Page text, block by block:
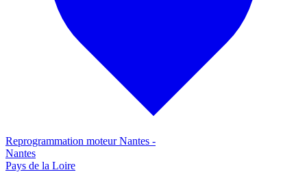
Reprogrammation moteurNantes -
Nantes
Pays de la Loire